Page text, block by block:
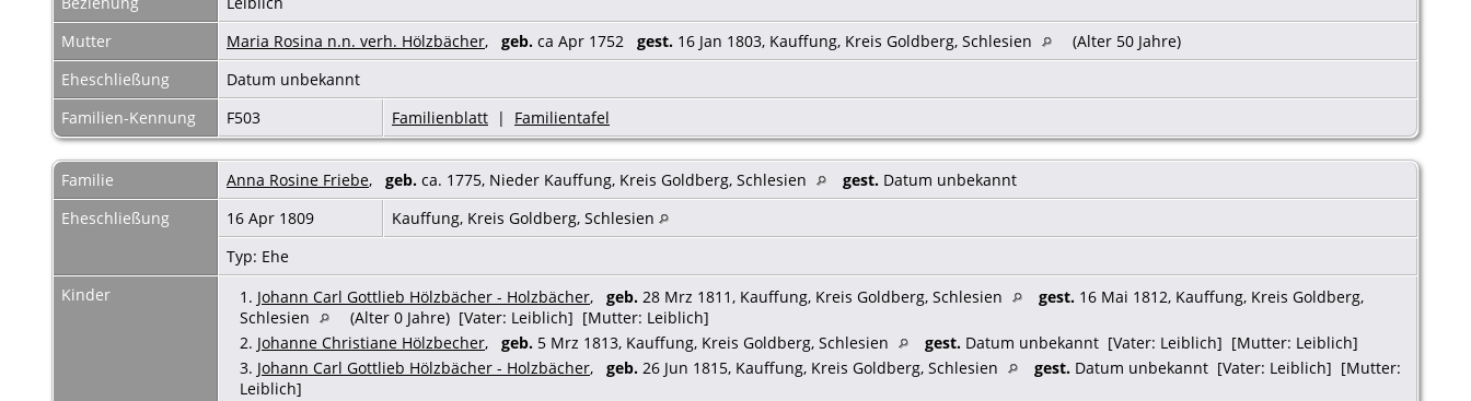
Mutter
Maria Rosina n.n. verh. Hölzbächer, geb. ca Apr 1752 gest. 16 Jan 1803, Kauffung, Kreis Goldberg, Schlesien
(Alter 50 Jahre)
Eheschließung
Datum unbekannt
Familien-Kennung
F503 Familienblatt | Familientafel
Familie Anna Rosine Friebe, geb. ca. 1775, Nieder Kauffung, Kreis Goldberg, Schlesien gest. Datum unbekannt
Eheschließung
16 Apr 1809
Kauffung, Kreis Goldberg, Schlesien
Typ: Ehe
Kinder
1. Johann Carl Gottlieb Hölzbächer - Holzbächer, geb. 28 Mrz 1811, Kauffung, Kreis Goldberg, Schlesien gest. 16 Mai 1812, Kauffung, Kreis Goldberg,
Schlesien
(Alter 0 Jahre) [Vater: Leiblich] [Mutter: Leiblich]
2. Johanne Christiane Hölzbecher, geb. 5 Mrz 1813, Kauffung, Kreis Goldberg, Schlesien gest. Datum unbekannt [Vater: Leiblich] [Mutter: Leiblich]
3. Johann Carl Gottlieb Hölzbächer - Holzbächer, geb. 26 Jun 1815, Kauffung, Kreis Goldberg, Schlesien gest. Datum unbekannt [Vater: Leiblich] [Mutter:
Leiblich]